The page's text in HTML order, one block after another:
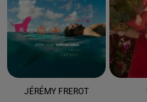
JÉRÉMY FREROT